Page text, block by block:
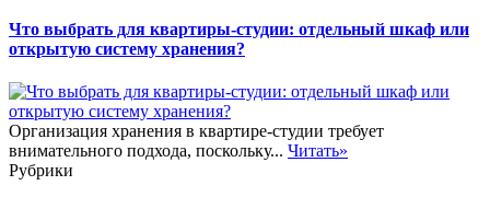
Что выбрать для квартиры-студии: отдельный шкаф или
открытую систему хранения?
Организация хранения в квартире-студии требует
внимательного подхода, поскольку... Читать»
Рубрики